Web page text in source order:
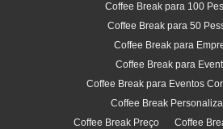
Coffee Break para 100
Coffee Break para 50
Coffee Break para
Coffee Break para
Coffee Break para Eventos
Coffee Break
Coffee Break Preço
Coffee